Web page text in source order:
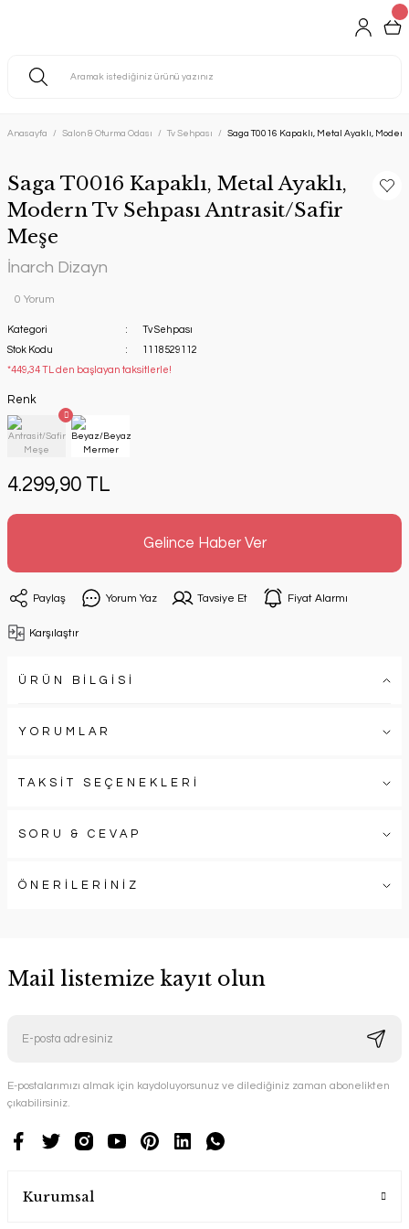
Anasayfa Salon & Oturma Odası Tv Sehpası Saga T0016 Kapaklı, Metal Ayaklı,
Saga T0016 Kapaklı, Metal Ayaklı,
Modern Tv Sehpası Antrasit/Safir
Meşe
İnarch Dizayn
0 Yorum
Kategori
Tv Sehpası
Stok Kodu
1118529112
*449,34 TL den başlayan taksitlerle!
Renk
4.299,90 TL
Gelince Haber Ver
Paylaş Yorum Yaz Tavsiye Et Fiyat Alarmı
Karşılaştır
ÜRÜN BİLGİSİ
YORUMLAR
TAKSİT SEÇENEKLERİ
SORU & CEVAP
ÖNERİLERİNİZ
Mail listemize kayıt olun
E-postalarımızı almak için kaydoluyorsunuz ve dilediğiniz zaman abonelikten
çıkabilirsiniz.
Kurumsal